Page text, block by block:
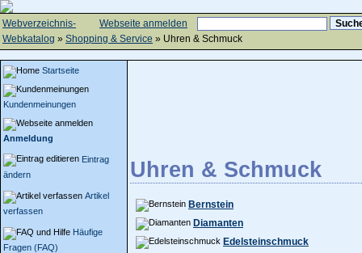
Webseite anmelden
Webverzeichnis-
Webkatalog » Shopping & Service » Uhren & Schmuck
Startseite
Kundenmeinungen
Anmeldung
Eintrag
ändern
Artikel
verfassen
Häufige
Fragen (FAQ)
Uhren & Schmuck
Bernstein
Diamanten
Edelsteinschmuck